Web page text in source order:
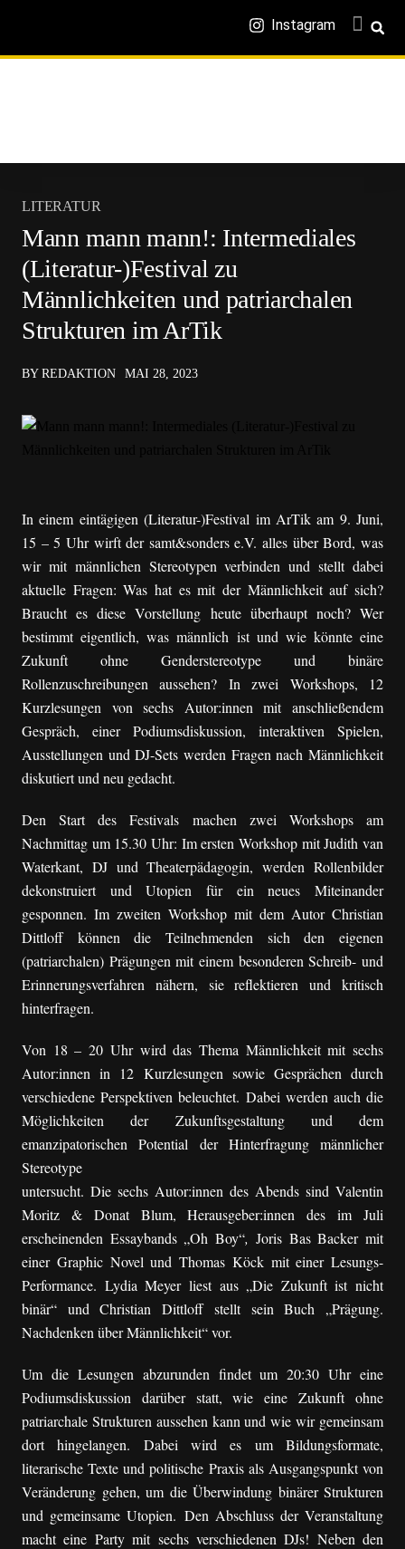
Instagram
LITERATUR
Mann mann mann!: Intermediales
(Literatur-)Festival zu
Männlichkeiten und patriarchalen
Strukturen im ArTik
BY REDAKTION MAI 28, 2023
In einem eintägigen (Literatur-)Festival im ArTik am 9. Juni,
15 – 5 Uhr wirft der samt&sonders e.V. alles über Bord, was
wir mit männlichen Stereotypen verbinden und stellt dabei
aktuelle Fragen: Was hat es mit der Männlichkeit auf sich?
Braucht es diese Vorstellung heute überhaupt noch? Wer
bestimmt eigentlich, was männlich ist und wie könnte eine
Zukunft ohne Genderstereotype und binäre
Rollenzuschreibungen aussehen? In zwei Workshops, 12
Kurzlesungen von sechs Autor:innen mit anschließendem
Gespräch, einer Podiumsdiskussion, interaktiven Spielen,
Ausstellungen und DJ-Sets werden Fragen nach Männlichkeit
diskutiert und neu gedacht.
Den Start des Festivals machen zwei Workshops am
Nachmittag um 15.30 Uhr: Im ersten Workshop mit Judith van
Waterkant, DJ und Theaterpädagogin, werden Rollenbilder
dekonstruiert und Utopien für ein neues Miteinander
gesponnen. Im zweiten Workshop mit dem Autor Christian
Dittloff können die Teilnehmenden sich den eigenen
(patriarchalen) Prägungen mit einem besonderen Schreib- und
Erinnerungsverfahren nähern, sie reflektieren und kritisch
hinterfragen.
Von 18 – 20 Uhr wird das Thema Männlichkeit mit sechs
Autor:innen in 12 Kurzlesungen sowie Gesprächen durch
verschiedene Perspektiven beleuchtet. Dabei werden auch die
Möglichkeiten der Zukunftsgestaltung und dem
emanzipatorischen Potential der Hinterfragung männlicher
Stereotype
untersucht. Die sechs Autor:innen des Abends sind Valentin
Moritz & Donat Blum, Herausgeber:innen des im Juli
erscheinenden Essaybands „Oh Boy“, Joris Bas Backer mit
einer Graphic Novel und Thomas Köck mit einer Lesungs-
Performance. Lydia Meyer liest aus „Die Zukunft ist nicht
binär“ undChristian Dittloff stellt sein Buch „Prägung.
Nachdenken über Männlichkeit“ vor.
Um die Lesungen abzurunden findet um 20:30 Uhr eine
Podiumsdiskussion darüber statt, wie eine Zukunft ohne
patriarchale Strukturen aussehen kann und wie wir gemeinsam
dort hingelangen. Dabei wird es um Bildungsformate,
literarische Texte und politische Praxis als Ausgangspunkt von
Veränderung gehen, um die Überwindung binärer Strukturen
und gemeinsame Utopien. Den Abschluss der Veranstaltung
macht eine Party mit sechs verschiedenen DJs! Neben den